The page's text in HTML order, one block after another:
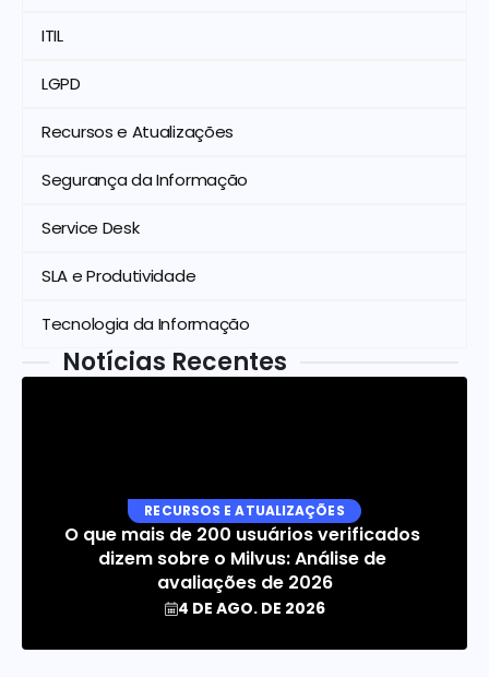
ITIL
LGPD
Recursos e Atualizações
Segurança da Informação
Service Desk
SLA e Produtividade
Tecnologia da Informação
Notícias Recentes
RECURSOS E ATUALIZAÇÕES
O que mais de 200 usuários verificados
dizem sobre o Milvus: Análise de
avaliações de 2026
4 DE AGO. DE 2026